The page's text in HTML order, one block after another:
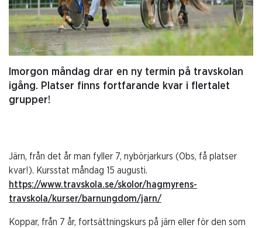
Imorgon måndag drar en ny termin på travskolan
igång. Platser finns fortfarande kvar i flertalet
grupper!
Järn, från det år man fyller 7, nybörjarkurs (Obs, få platser
kvar!). Kursstat måndag 15 augusti.
https://www.travskola.se/skolor/hagmyrens-
travskola/kurser/barnungdom/jarn/
Koppar, från 7 år, fortsättningskurs på järn eller för den som